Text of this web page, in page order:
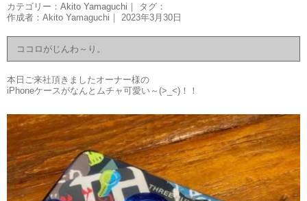
カテゴリー： Akito Yamaguchi ｜ タグ：
作成者：Akito Yamaguchi｜ 2023年3月30日
ココロがじんわ～り。
本日ご来社頂きましたオーナー様の
iPhoneケースがなんとムチャ可愛い～(>_<)！！